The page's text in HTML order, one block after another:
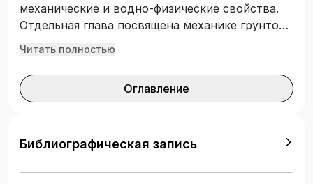
механические и водно-физические свойства.
Отдельная глава посвящена механике грунтов.
Издание подготовлено с учетом требований
образовательного стандарта среднего
профессионального образования.
и технологии строительства» для изучения
и механики грунтов» дисциплины «Геология и
Читать полностью
Оглавление
Библиографическая запись